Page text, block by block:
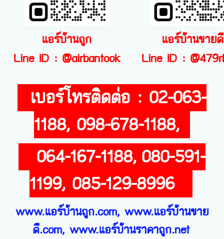
แอร์บ้านถูก
แอร์บ้านขายดี
Line ID : @airbantook
Line ID :
เบอร์โทรติดต่อ : 02-063-
1188, 098-678-1188,
064-167-1188, 080-591-
1199, 085-129-8996
www.แอร์บ้านถูก.com, www.แอร์บ้านขาย
ดี.com, www.แอร์บ้านราคาถูก.net